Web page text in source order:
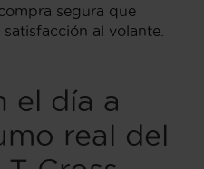
segura que
satisfacción al volante.
el día a
real del